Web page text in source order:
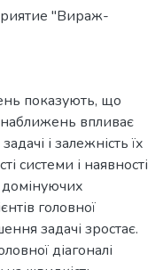
"Вираж-
показують, що
наближень впливає
і залежність їх
системи і наявності
головної
задачі зростає.
діагоналі